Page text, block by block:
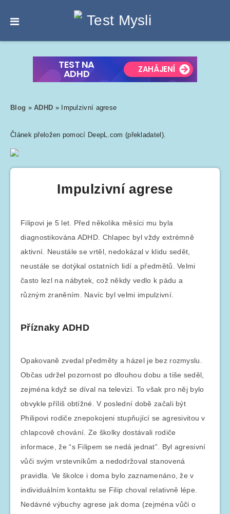
Blog »ADHD » Impulzivní agrese
Článek přeložen pomocí DeepL.com (překladatel).
Impulzivní agrese
Filipovi je 5 let. Před několika měsíci mu byla
diagnostikována ADHD. Chlapec byl vždy extrémně
aktivní. Neustále se vrtěl, nedokázal v klidu sedět,
neustále se dotýkal ostatních lidí a předmětů. Velmi
často lezl na nábytek, což někdy vedlo k pádu a
různým zraněním. Navíc byl velmi impulzivní.
Příznaky ADHD
Opakovaně zvedal předměty a házel je bez rozmyslu.
Občas udržel pozornost po dlouhou dobu a tiše seděl,
zejména když se díval na televizi. To však pro něj bylo
obvykle příliš obtížné. V poslední době začali být
Philipovi rodiče znepokojeni stupňující se agresivitou v
chlapcově chování. Ze školky dostávali rodiče
informace, že “s Filipem se nedá jednat”. Byl agresivní
vůči svým vrstevníkům a nedodržoval stanovená
pravidla. Ve školce i doma bylo zaznamenáno, že v
individuálním kontaktu se Filip choval relativně lépe.
Nedávné výbuchy agrese jak doma (zejména vůči o